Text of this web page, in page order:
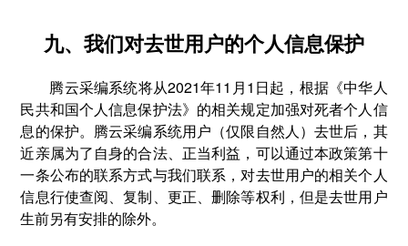
九、我们对去世用户的个人信息保护
腾云采编系统将从2021年11月1日起，根据《中华人
民共和国个人信息保护法》的相关规定加强对死者个人信
息的保护。腾云采编系统用户（仅限自然人）去世后，其
近亲属为了自身的合法、正当利益，可以通过本政策第十
一条公布的联系方式与我们联系，对去世用户的相关个人
信息行使查阅、复制、更正、删除等权利，但是去世用户
生前另有安排的除外。